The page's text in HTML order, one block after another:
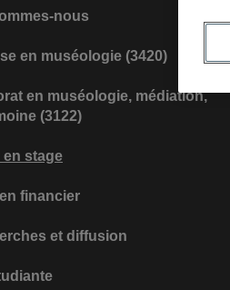
nous
en muséologie (3420)
en muséologie, médiation,
(3122)
en stage
financier
et diffusion